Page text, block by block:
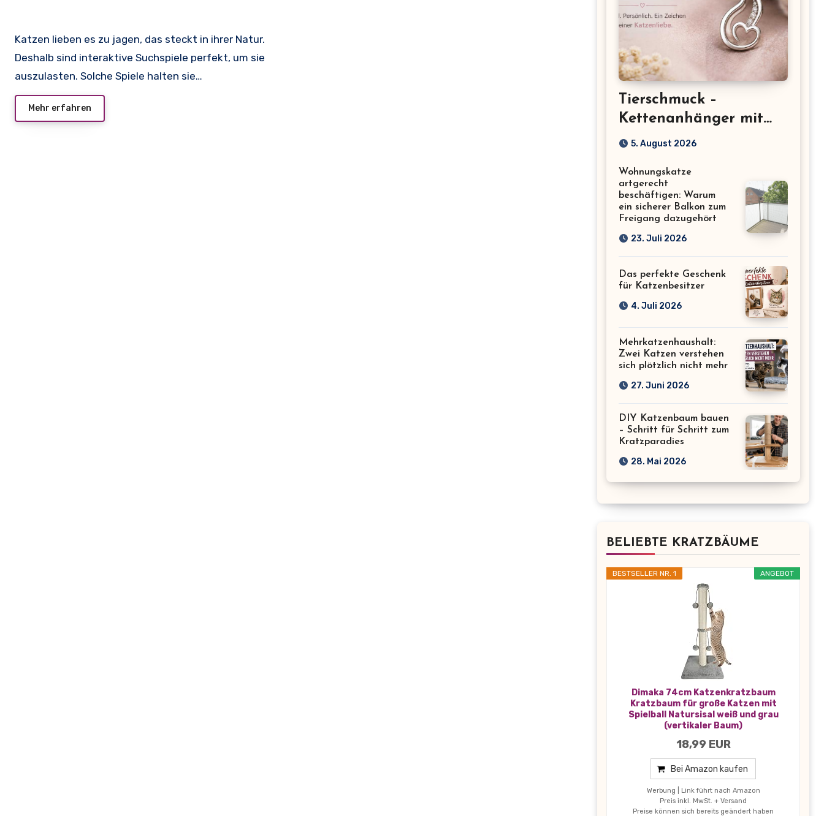
Katzen lieben es zu jagen, das steckt in ihrer Natur.
Deshalb sind interaktive Suchspiele perfekt, um sie
auszulasten. Solche Spiele halten sie…
Mehr erfahren
Tierschmuck –
Kettenanhänger mit
Katzenmotiv für
5. August 2026
Wohnungskatze
artgerecht
beschäftigen: Warum
ein sicherer Balkon zum
Freigang dazugehört
23. Juli 2026
Das perfekte Geschenk
für Katzenbesitzer
4. Juli 2026
Mehrkatzenhaushalt:
Zwei Katzen verstehen
sich plötzlich nicht mehr
27. Juni 2026
DIY Katzenbaum bauen
– Schritt für Schritt zum
Kratzparadies
28. Mai 2026
BELIEBTE KRATZBÄUME
ANGEBOT
BESTSELLER NR. 1
Dimaka 74cm Katzenkratzbaum
Kratzbaum für große Katzen mit
Spielball Natursisal weiß und grau
(vertikaler Baum)
18,99 EUR
Bei Amazon kaufen
Werbung | Link führt nach Amazon
Preis inkl. MwSt. + Versand
Preise können sich bereits geändert haben